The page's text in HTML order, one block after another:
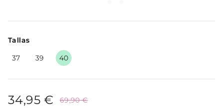
Tallas
37
39 40
34,95 € 69,90 €